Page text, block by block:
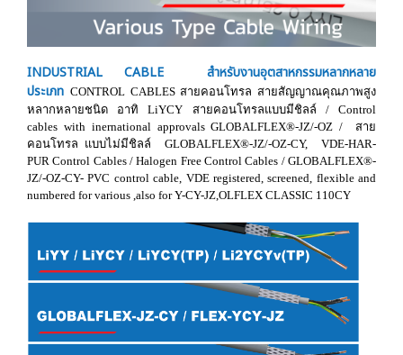
INDUSTRIAL CABLE สำหรับงานอุตสาหกรรมหลากหลาย
ประเภท CONTROL CABLES สายคอนโทรล สายสัญญาณคุณภาพสูง
หลากหลายชนิด อาทิ LiYCY สายคอนโทรลแบบมีชิลล์ / Control
cables with inernational approvals GLOBALFLEX®-JZ/-OZ / สาย
คอนโทรล แบบไม่มีชิลล์ GLOBALFLEX®-JZ/-OZ-CY, VDE-HAR-
PUR Control Cables / Halogen Free Control Cables / GLOBALFLEX®-
JZ/-OZ-CY- PVC control cable, VDE registered, screened, flexible and
numbered for various ,also for Y-CY-JZ,OLFLEX CLASSIC 110CY